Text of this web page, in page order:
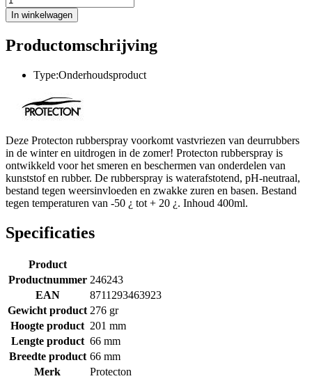
In winkelwagen
Productomschrijving
Type:Onderhoudsproduct
Deze Protecton rubberspray voorkomt vastvriezen van deurrubbers
in de winter en uitdrogen in de zomer! Protecton rubberspray is
ontwikkeld voor het smeren en beschermen van onderdelen van
kunststof en rubber. De rubberspray is waterafstotend, pH-neutraal,
bestand tegen weersinvloeden en zwakke zuren en basen. Bestand
tegen temperaturen van -50 ¿ tot + 20 ¿. Inhoud 400ml.
Specificaties
Product
Productnummer 246243
EAN
8711293463923
Gewicht product 276 gr
Hoogte product 201 mm
Lengte product 66 mm
Breedte product 66 mm
Merk
Protecton